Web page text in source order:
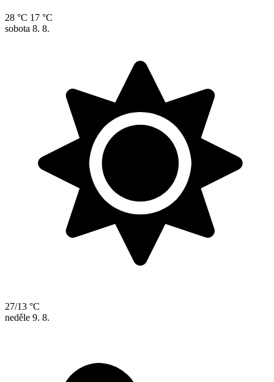
28 °C 17 °C
sobota 8. 8.
27/13 °C
neděle 9. 8.